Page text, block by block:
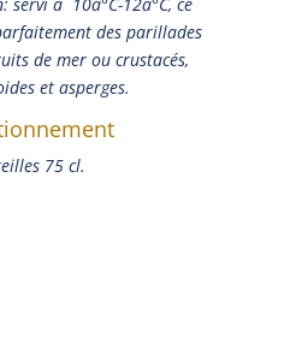
des parillades
de mer ou crustacés,
et asperges.
75 cl.